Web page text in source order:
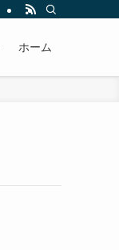
ホーム